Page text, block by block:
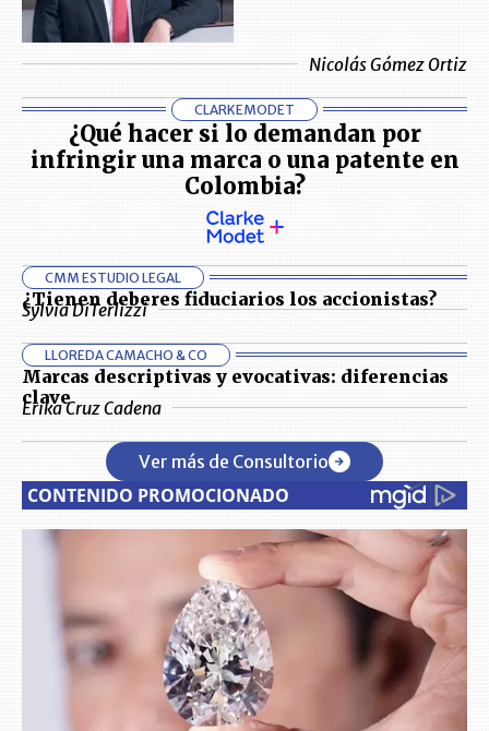
Nicolás Gómez Ortiz
CLARKEMODET
¿Qué hacer si lo demandan por
infringir una marca o una patente en
Colombia?
CMM ESTUDIO LEGAL
¿Tienen deberes fiduciarios los accionistas?
Sylvia DiTerlizzi
LLOREDA CAMACHO & CO
Marcas descriptivas y evocativas: diferencias
clave
Erika Cruz Cadena
Ver más de Consultorio